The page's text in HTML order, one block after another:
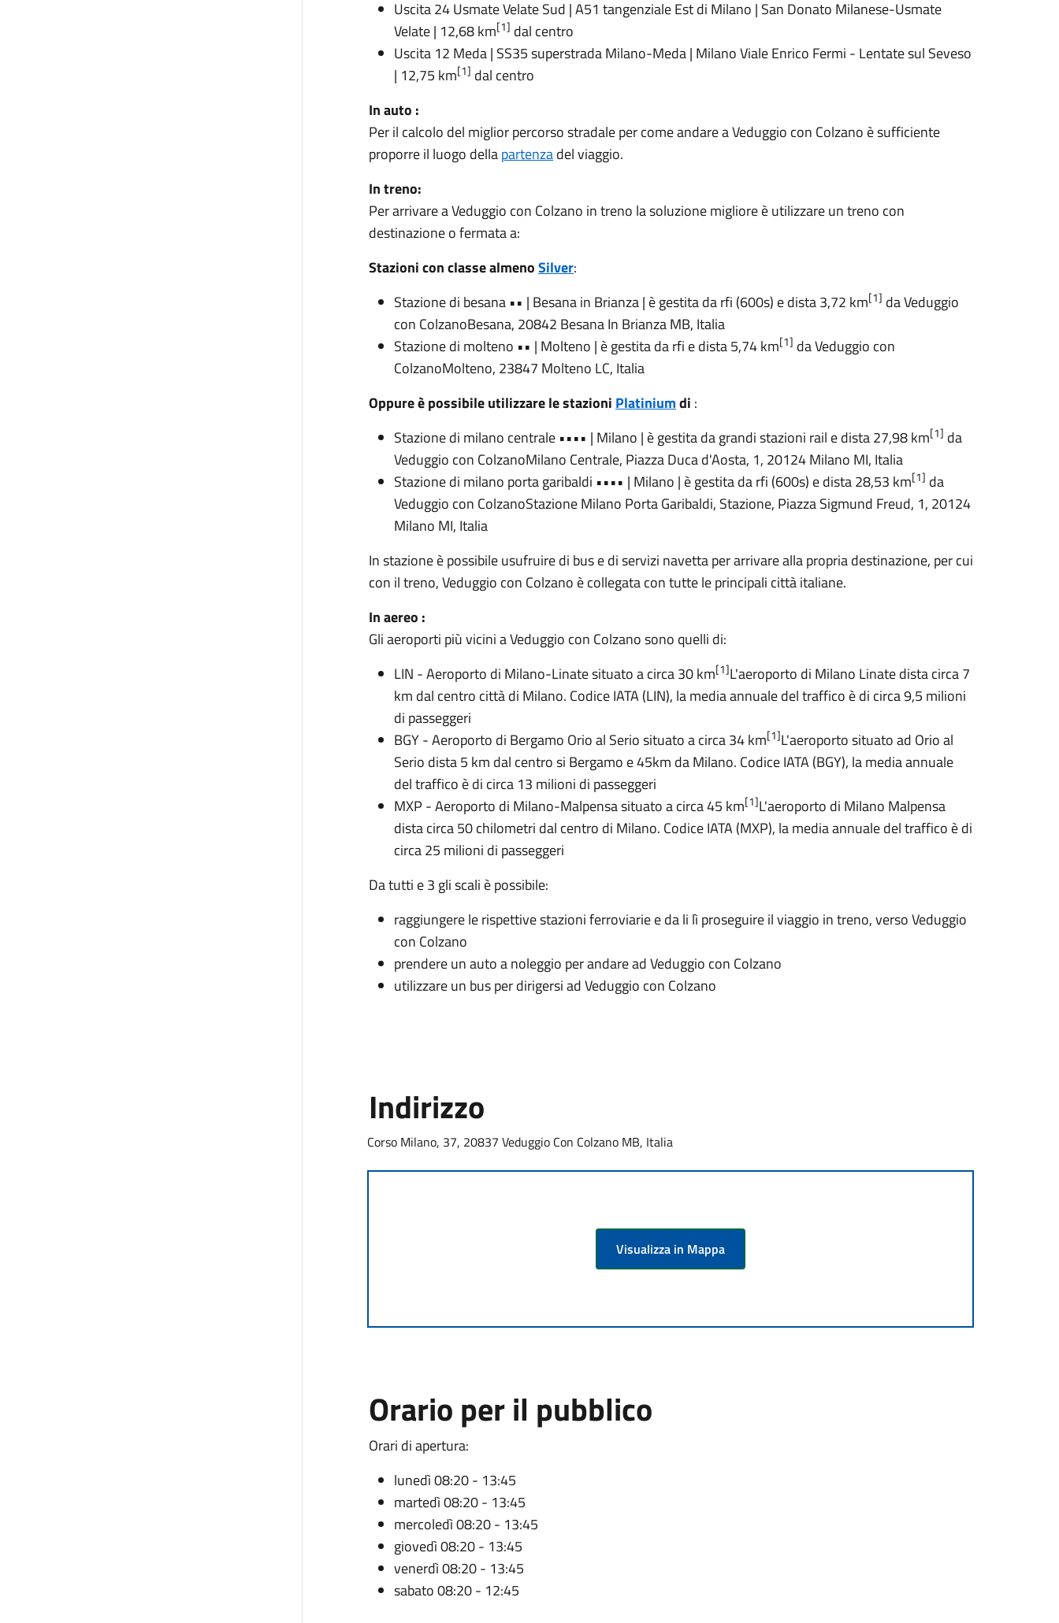
Uscita24 Usmate Velate Sud |A51 tangenziale Est di Milano | San Donato Milanese-Usmate
Velate | 12,68 km[1] dal centro
Uscita 12 Meda| SS35superstrada Milano-Meda| Milano Viale Enrico Fermi - Lentate sul Seveso
| 12,75 km[1] dal centro
In auto :
Per il calcolo del miglior percorso stradale per come andare a Veduggio con Colzano è sufficiente
proporre il luogo dellapartenzadel viaggio.
In treno:
Per arrivare a Veduggio con Colzano in treno la soluzione migliore è utilizzare un treno con
destinazione o fermata a:
Stazioni con classe almenoSilver:
Stazione di besana •• | Besana in Brianza | è gestita da rfi (600s) e dista 3,72 km[1] da Veduggio
con ColzanoBesana, 20842 Besana In Brianza MB, Italia
Stazione di molteno •• | Molteno | è gestita da rfi e dista 5,74 km[1] da Veduggio con
ColzanoMolteno, 23847 Molteno LC, Italia
Oppure è possibile utilizzare le stazioni Platiniumdi :
Stazione di milano centrale •••• | Milano | è gestita da grandi stazioni rail e dista 27,98 km[1] da
Veduggio con ColzanoMilano Centrale, Piazza Duca d'Aosta, 1, 20124 Milano MI, Italia
Stazione di milano porta garibaldi •••• | Milano | è gestita da rfi (600s) e dista 28,53 km[1] da
Veduggio con ColzanoStazione Milano Porta Garibaldi, Stazione, Piazza Sigmund Freud, 1, 20124
Milano MI, Italia
In stazione è possibile usufruire di bus e di servizi navetta per arrivare alla propria destinazione, per cui
con il treno, Veduggio con Colzano è collegata con tutte le principali città italiane.
In aereo :
Gli aeroporti più vicini a Veduggio con Colzano sono quelli di:
LIN -Aeroporto di Milano-Linatesituato a circa 30 km[1]L'aeroporto di Milano Linate dista circa 7
km dal centro città di Milano. Codice IATA (LIN), la media annuale del traffico è di circa 9,5 milioni
di passeggeri
BGY-Aeroporto di Bergamo Orio al Seriosituato a circa 34 km[1]L'aeroporto situato ad Orio al
Serio dista 5 km dal centro si Bergamo e 45km da Milano. Codice IATA (BGY), la media annuale
del traffico è di circa 13 milioni di passeggeri
MXP -Aeroporto di Milano-Malpensasituato a circa 45 km[1]L'aeroporto di Milano Malpensa
dista circa 50 chilometri dal centro di Milano. Codice IATA (MXP), la media annuale del traffico è di
circa 25 milioni di passeggeri
Da tutti e 3 gli scali è possibile:
raggiungere le rispettive stazioni ferroviarie e da li lì proseguire il viaggio in treno, verso Veduggio
con Colzano
prendere un auto a noleggio per andare ad Veduggio con Colzano
utilizzare un bus per dirigersi ad Veduggio con Colzano
Indirizzo
Corso Milano, 37, 20837 Veduggio Con Colzano MB, Italia
Visualizza in Mappa
Orario per il pubblico
Orari di apertura:
lunedì 08:20 - 13:45
martedì 08:20 - 13:45
mercoledì 08:20 - 13:45
giovedì 08:20 - 13:45
venerdì 08:20 - 13:45
sabato 08:20 - 12:45